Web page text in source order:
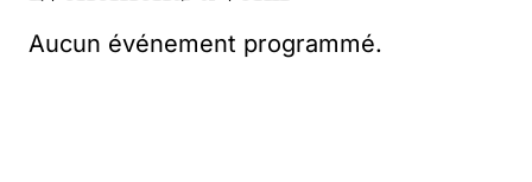
Aucun événement programmé.